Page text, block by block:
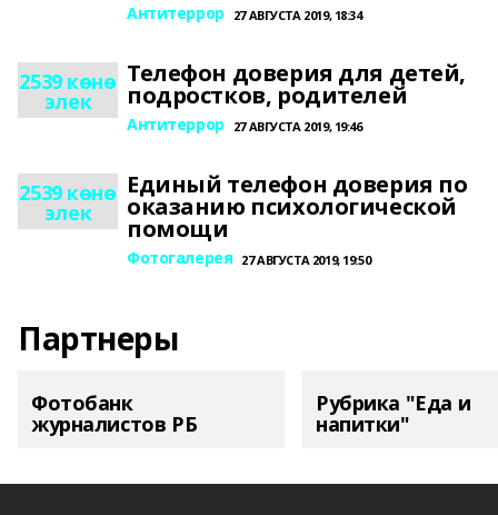
Антитеррор 27 АВГУСТА 2019, 18:34
2539 көнө
элек
Телефон доверия для детей,
подростков, родителей
Антитеррор 27 АВГУСТА 2019, 19:46
2539 көнө
элек
Единый телефон доверия по
оказанию психологической
помощи
Фотогалерея 27 АВГУСТА 2019, 19:50
Партнеры
Фотобанк
журналистов РБ
Рубрика "Еда и
напитки"